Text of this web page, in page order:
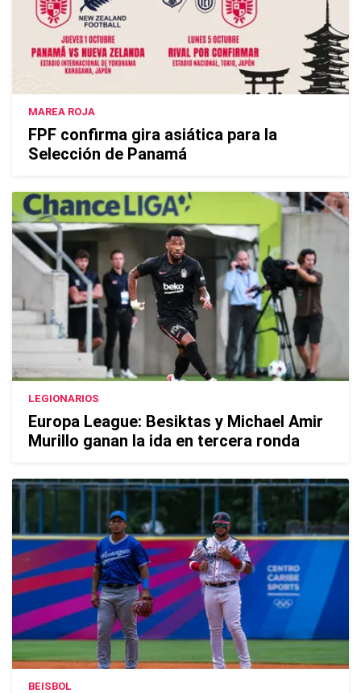
MAREA ROJA
FPF confirma gira asiática para la
Selección de Panamá
LEGIONARIOS
Europa League: Besiktas y Michael Amir
Murillo ganan la ida en tercera ronda
BEISBOL